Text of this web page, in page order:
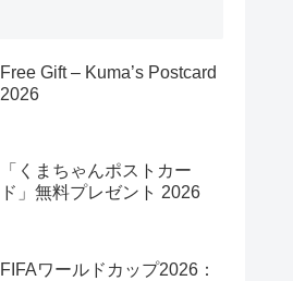
Free Gift – Kuma’s Postcard
2026
「くまちゃんポストカー
ド」無料プレゼント 2026
FIFAワールドカップ2026：